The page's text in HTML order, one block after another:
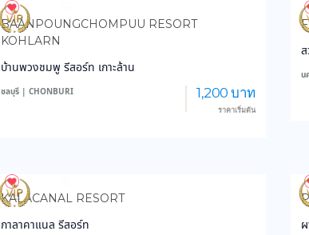
4,186
BAANPOUNGCHOMPUU RESORT
KOHLARN
บ้านพวงชมพู รีสอร์ท เกาะล้าน
ชลบุรี | CHONBURI 1,200 บาท
ราคาเริ่มต้น
น
3,423
KALACANAL RESORT
กาลาคาแนล รีสอร์ท